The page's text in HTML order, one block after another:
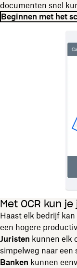
documenten snel
Beginnen met het
Met OCR kun
Haast elk bedrijf
een hogere
Juristen kunnen elk
simpelweg naar een
Banken kunnen